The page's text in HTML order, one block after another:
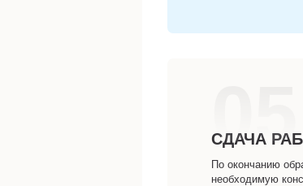
05
СДАЧА
По окончанию
необходимую